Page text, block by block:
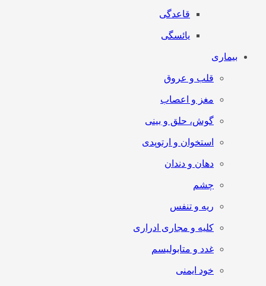
قاعدگی
یائسگی
بیماری
قلب و عروق
مغز و اعصاب
گوش، حلق و بینی
استخوان و ارتوپدی
دهان و دندان
چشم
ریه و تنفس
کلیه و مجاری ادراری
غدد و متابولیسم
خود ایمنی